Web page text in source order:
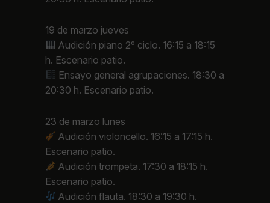
19 de marzo jueves
Audición piano 2º ciclo. 16:15 a 18:15
h. Escenario patio.
Ensayo general agrupaciones. 18:30 a
20:30 h. Escenario patio.
23 de marzo lunes
Audición violoncello. 16:15 a 17:15 h.
Escenario patio.
Audición trompeta. 17:30 a 18:15 h.
Escenario patio.
Audición flauta. 18:30 a 19:30 h.